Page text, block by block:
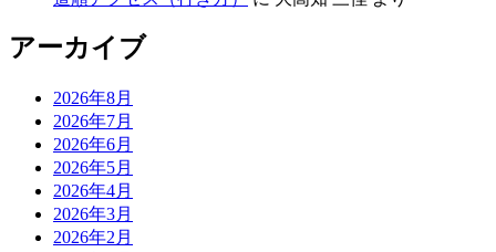
アーカイブ
2026年8月
2026年7月
2026年6月
2026年5月
2026年4月
2026年3月
2026年2月